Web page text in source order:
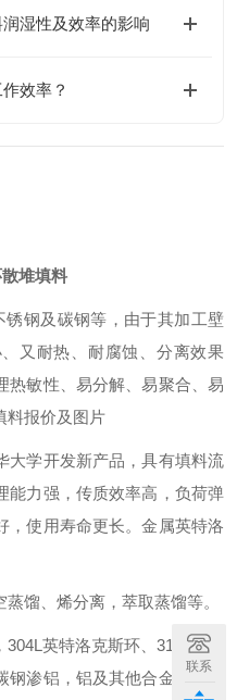
湿性及效率的影响
效率？
堆填料
钢及碳钢等，由于其加工壁
又耐热、耐腐蚀、分离效果
热敏性、易分解、易聚合、易
料报价及图片
学开发新产品，具有填料流
能力强，传质效率高，负荷弹
，使用寿命更长。金属英特洛
馏、烯分离，萃取蒸馏等。
英特洛克斯环、316L英特
渗铝，铝及其他合金，聚丙
联系